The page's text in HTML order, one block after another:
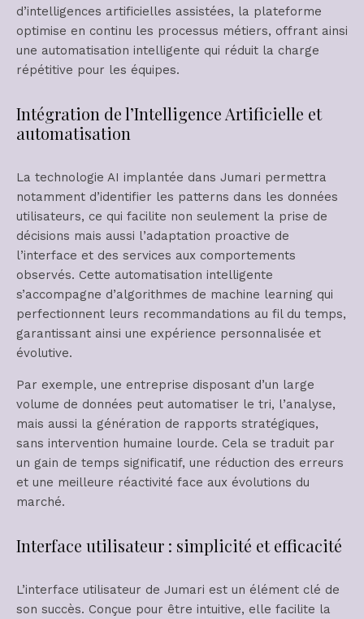
d’intelligences artificielles assistées, la plateforme
optimise en continu les processus métiers, offrant ainsi
une automatisation intelligente qui réduit la charge
répétitive pour les équipes.
Intégration de l’Intelligence Artificielle et
automatisation
La technologie AI implantée dans Jumari permettra
notamment d’identifier les patterns dans les données
utilisateurs, ce qui facilite non seulement la prise de
décisions mais aussi l’adaptation proactive de
l’interface et des services aux comportements
observés. Cette automatisation intelligente
s’accompagne d’algorithmes de machine learning qui
perfectionnent leurs recommandations au fil du temps,
garantissant ainsi une expérience personnalisée et
évolutive.
Par exemple, une entreprise disposant d’un large
volume de données peut automatiser le tri, l’analyse,
mais aussi la génération de rapports stratégiques,
sans intervention humaine lourde. Cela se traduit par
un gain de temps significatif, une réduction des erreurs
et une meilleure réactivité face aux évolutions du
marché.
Interface utilisateur : simplicité et efficacité
L’interface utilisateur de Jumari est un élément clé de
son succès. Conçue pour être intuitive, elle facilite la